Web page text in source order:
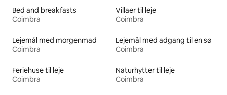
Bed and breakfasts
Coimbra
Villaer til leje
Coimbra
Lejemål med morgenmad
Coimbra
Lejemål med adgang til en sø
Coimbra
Feriehuse til leje
Coimbra
Naturhytter til leje
Coimbra